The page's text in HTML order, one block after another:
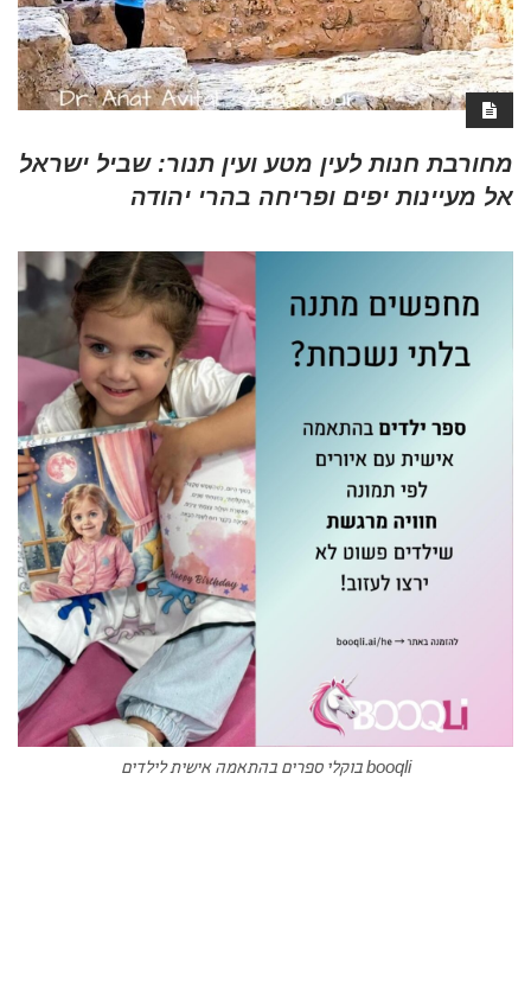
מחורבת חנות לעין מטע ועין תנור: שביל ישראל
אל מעיינות יפים ופריחה בהרי יהודה
booqli בוקלי ספרים בהתאמה אישית לילדים